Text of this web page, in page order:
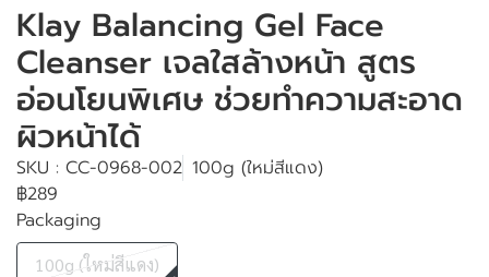
Klay Balancing Gel Face
Cleanser เจลใสล้างหน้า สูตร
อ่อนโยนพิเศษ ช่วยทำความสะอาด
ผิวหน้าได้
SKU : CC-0968-002 100g (ใหม่สีแดง)
฿289
Packaging
100g (ใหม่สีแดง)